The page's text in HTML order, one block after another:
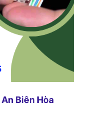
Biên Hòa